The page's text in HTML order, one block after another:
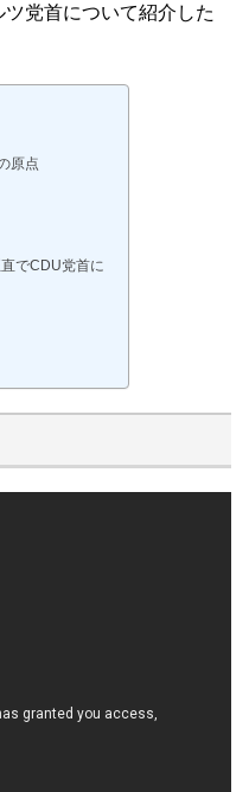
党首について紹介した
原点
でCDU党首に